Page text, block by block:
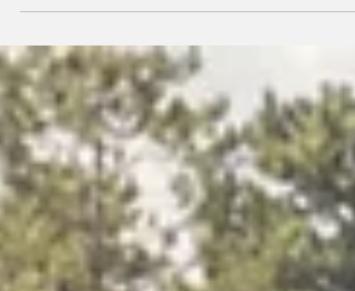
SUV, o Citroën C3 Aircross aposta na
viagem para se destacar face à
A versão híbrida de 145 cv, a mais potente
gama, promete a liberdade de um motor
térmico com a poupança da eletrificação,
podendo vir a ser a solução ideal para quem
faz viagens mais longas. Sendo dos motores
do crescimento da Citroën na Europa
de vendas no primeiro